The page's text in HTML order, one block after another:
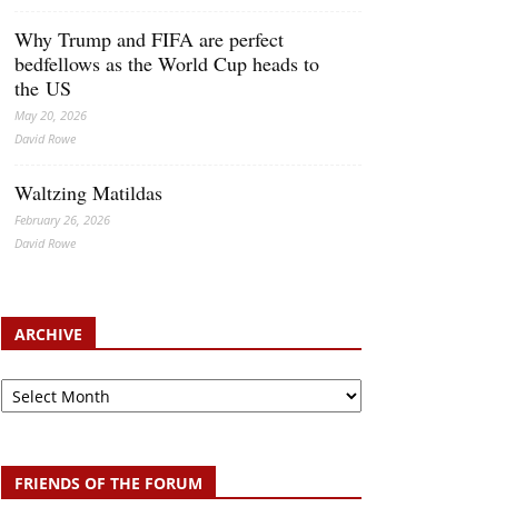
Why Trump and FIFA are perfect
bedfellows as the World Cup heads to
the US
May 20, 2026
David Rowe
Waltzing Matildas
February 26, 2026
David Rowe
ARCHIVE
Archive
FRIENDS OF THE FORUM